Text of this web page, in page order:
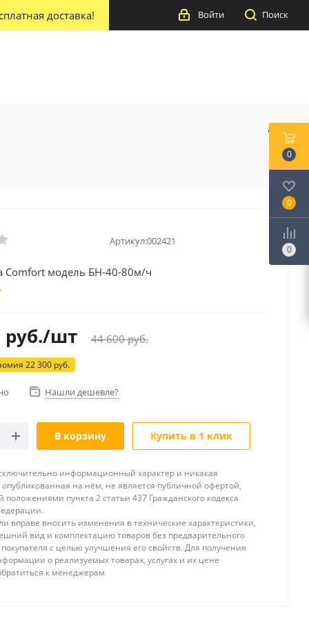
доставка! Поиск
Войти
Артикул:002421
Comfort модель БН-40-80м/ч
руб./шт 44 600руб.
22 300 руб.
Нашли дешевле?
В корзину Купить в 1 клик
информационный характер и никакая
на нём, не является публичной офертой,
положениями пункта 2 статьи 437 Гражданского кодекса
вправе вносить изменения в технические характеристики,
вид и комплектацию товаров без предварительного
с целью улучшения его свойств. Для получения
о реализуемых товарах, услугах и их цене
к менеджерам
0
0
0